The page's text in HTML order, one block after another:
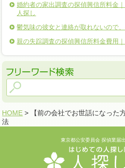
婚約者の家出調査の探偵興信所料金
人探し
鬱気味の彼女と連絡が取れないので
親の失踪調査の探偵興信所料金費用
HOME > 【前の会社でお世話になった
法
東京都公安委員会 探偵業届